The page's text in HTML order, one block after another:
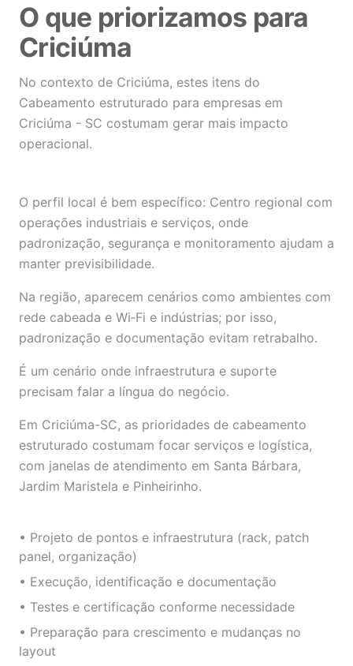
O que priorizamos para
Criciúma
No contexto de Criciúma, estes itens do
Cabeamento estruturado para empresas em
Criciúma - SC costumam gerar mais impacto
operacional.
O perfil local é bem específico: Centro regional com
operações industriais e serviços, onde
padronização, segurança e monitoramento ajudam a
manter previsibilidade.
Na região, aparecem cenários como ambientes com
rede cabeada e Wi‑Fi e indústrias; por isso,
padronização e documentação evitam retrabalho.
É um cenário onde infraestrutura e suporte
precisam falar a língua do negócio.
Em Criciúma-SC, as prioridades de cabeamento
estruturado costumam focar serviços e logística,
com janelas de atendimento em Santa Bárbara,
Jardim Maristela e Pinheirinho.
• Projeto de pontos e infraestrutura (rack, patch
panel, organização)
• Execução, identificação e documentação
• Testes e certificação conforme necessidade
• Preparação para crescimento e mudanças no
layout